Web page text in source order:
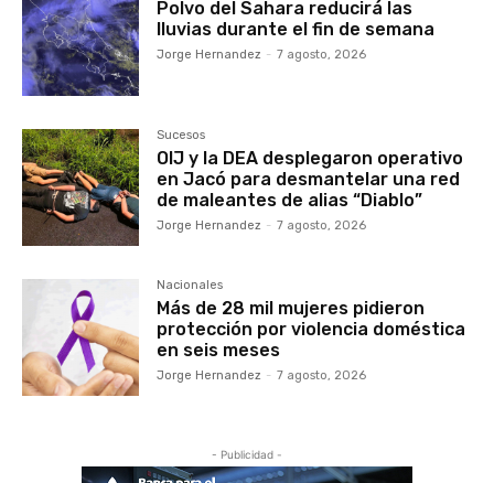
Polvo del Sahara reducirá las
lluvias durante el fin de semana
Jorge Hernandez - 7 agosto, 2026
Sucesos
OIJ y la DEA desplegaron operativo
en Jacó para desmantelar una red
de maleantes de alias “Diablo”
Jorge Hernandez - 7 agosto, 2026
Nacionales
Más de 28 mil mujeres pidieron
protección por violencia doméstica
en seis meses
Jorge Hernandez - 7 agosto, 2026
- Publicidad -